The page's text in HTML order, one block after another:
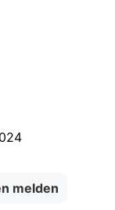
melden